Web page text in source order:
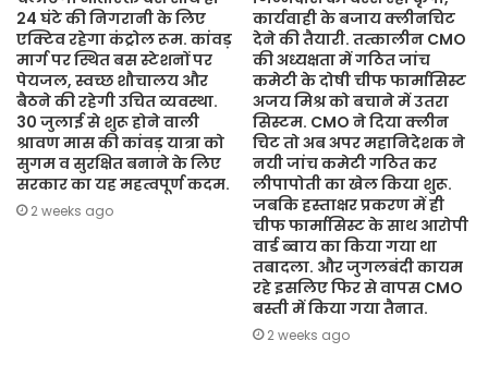
24 घंटे की निगरानी के लिए
एक्टिव रहेगा कंट्रोल रूम. कांवड़
मार्ग पर स्थित बस स्टेशनों पर
पेयजल, स्वच्छ शौचालय और
बैठने की रहेगी उचित व्यवस्था.
30 जुलाई से शुरू होने वाली
श्रावण मास की कांवड़ यात्रा को
सुगम व सुरक्षित बनाने के लिए
सरकार का यह महत्वपूर्ण कदम.
2 weeks ago
कार्यवाही के बजाय क्लीनचिट
देने की तैयारी. तत्कालीन CMO
की अध्यक्षता में गठित जांच
कमेटी के दोषी चीफ फार्मासिस्ट
अजय मिश्र को बचाने में उतरा
सिस्टम. CMO ने दिया क्लीन
चिट तो अब अपर महानिदेशक ने
नयी जांच कमेटी गठित कर
लीपापोती का खेल किया शुरू.
जबकि हस्ताक्षर प्रकरण में ही
चीफ फार्मासिस्ट के साथ आरोपी
वार्ड ब्वाय का किया गया था
तबादला. और जुगलबंदी कायम
रहे इसलिए फिर से वापस CMO
बस्ती में किया गया तैनात.
2 weeks ago